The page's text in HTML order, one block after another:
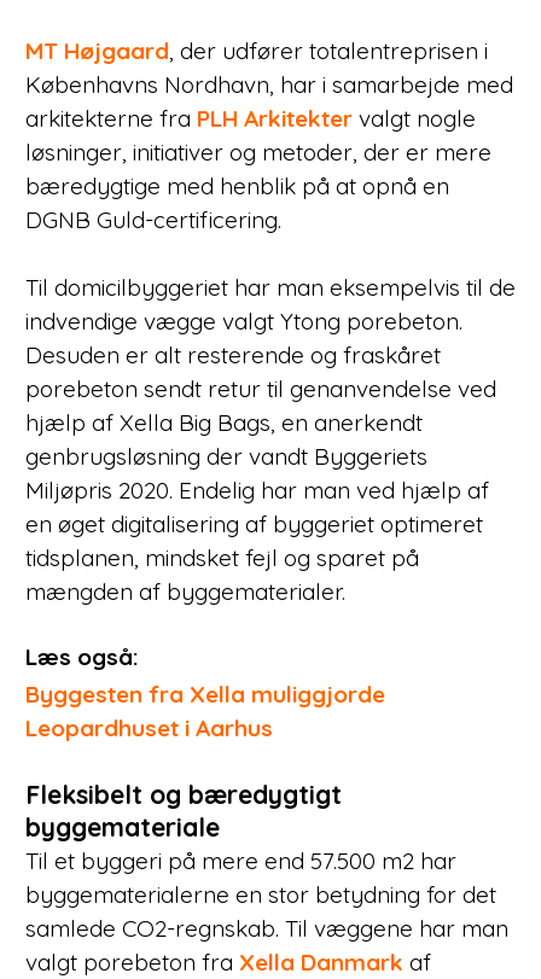
MT Højgaard, der udfører totalentreprisen i
Københavns Nordhavn, har i samarbejde med
arkitekterne fra PLH Arkitektervalgt nogle
løsninger, initiativer og metoder, der er mere
bæredygtige med henblik på at opnå en
DGNB Guld-certificering.
Til domicilbyggeriet har man eksempelvis til de
indvendige vægge valgt Ytong porebeton.
Desuden er alt resterende og fraskåret
porebeton sendt retur til genanvendelse ved
hjælp af Xella Big Bags, en anerkendt
genbrugsløsning der vandt Byggeriets
Miljøpris 2020. Endelig har man ved hjælp af
en øget digitalisering af byggeriet optimeret
tidsplanen, mindsket fejl og sparet på
mængden af byggematerialer.
Læs også:
Byggesten fra Xella muliggjorde
Leopardhuset i Aarhus
Fleksibelt og bæredygtigt
byggemateriale
Til et byggeri på mere end 57.500 m2 har
byggematerialerne en stor betydning for det
samlede CO2-regnskab. Til væggene har man
valgt porebeton fra Xella Danmark af